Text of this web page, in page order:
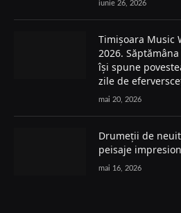
iunie 26, 2026
Timișoara Music
2026.
își spune
zile de
mai 20, 2026
Drumeții de
peisaje
mai 16, 2026